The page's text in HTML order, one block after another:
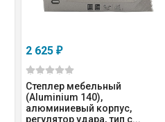
2 625 ₽
Степлер мебельный
(Aluminium 140),
алюминиевый корпус,
регулятор удара, тип с...